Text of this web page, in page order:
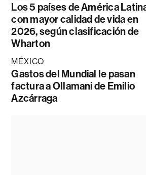
Los 5 países de América
con mayor calidad de vida en
2026, según clasificación de
Wharton
MÉXICO
Gastos del Mundial le pasan
factura a Ollamani de Emilio
Azcárraga